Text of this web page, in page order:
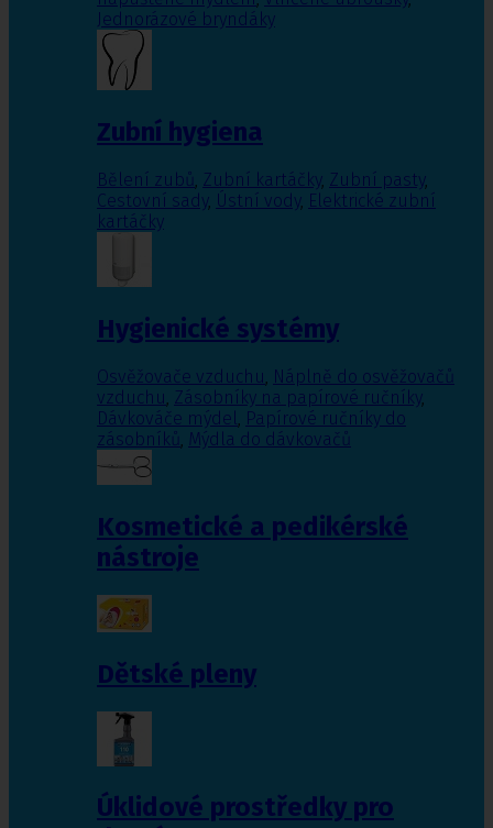
Jednorázové bryndáky
Zubní hygiena
Bělení zubů, Zubní kartáčky, Zubní pasty,
Cestovní sady, Ústní vody, Elektrické zubní
kartáčky
Hygienické systémy
Osvěžovače vzduchu, Náplně do osvěžovačů
vzduchu, Zásobníky na papírové ručníky,
Dávkováče mýdel, Papírové ručníky do
zásobníků, Mýdla do dávkovačů
Kosmetické a pedikérské
nástroje
Dětské pleny
Úklidové prostředky pro